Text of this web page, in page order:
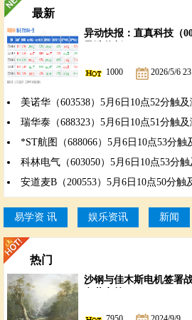
最新
异动快报：直真科技（
1000 2026/5/6
美诺华（603538）5月6日10点52分触及
瑞华泰（688323）5月6日10点51分触及
*ST航图（688066）5月6日10点53分触
科林电气（603050）5月6日10点53分
安道麦B（200553）5月6日10点50分触
易学资 讯 娱乐资讯 新闻
热门
沙钢与佳木斯电机签署